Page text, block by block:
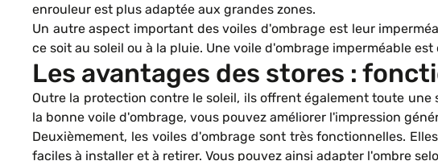
enrouleur est plus adaptée aux grandes zones.
Un autre aspect important des voiles d'ombrage est leur
ce soit au soleil ou à la pluie. Une voile d'ombrage imperméable
Les avantages des stores :
Outre la protection contre le soleil, ils offrent également toute
la bonne voile d'ombrage, vous pouvez améliorer l'impression
Deuxièmement, les voiles d'ombrage sont très fonctionnelles.
faciles à installer et à retirer. Vous pouvez ainsi adapter l'ombre